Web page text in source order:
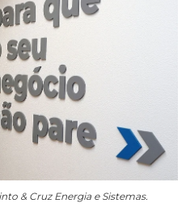
& Cruz Energia e Sistemas.